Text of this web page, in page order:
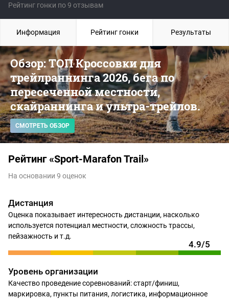
Рейтинг гонки по 9 отзывам
Обзор: ТОП Кроссовки для
трейлраннинга 2026, бега по
пересеченной местности,
скайраннинга и ультра-трейлов.
СМОТРЕТЬ ОБЗОР
Рейтинг «Sport-Marafon Trail»
На основании 9 оценок
Дистанция
Оценка показывает интересность дистанции, насколько
используется потенциал местности, сложность трассы,
пейзажность и т.д.
4.9/5
Уровень организации
Качество проведение соревнований: старт/финиш,
маркировка, пункты питания, логистика, информационное
Информация Рейтинг гонки Результаты